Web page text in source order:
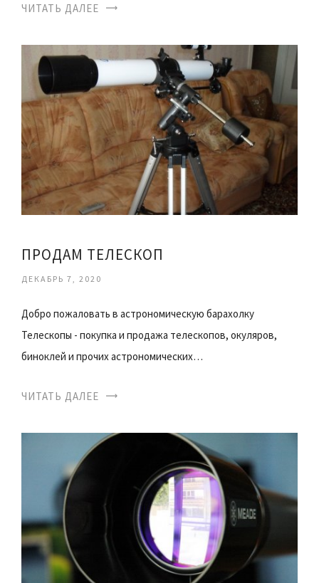
ЧИТАТЬ ДАЛЕЕ
ПРОДАМ ТЕЛЕСКОП
ДЕКАБРЬ 7, 2020
Добро пожаловать в астрономическую барахолку
Телескопы - покупка и продажа телескопов, окуляров,
биноклей и прочих астрономических…
ЧИТАТЬ ДАЛЕЕ